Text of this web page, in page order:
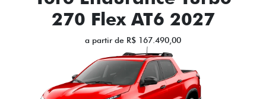
270 Flex AT6 2027
a partir de R$ 167.490,00